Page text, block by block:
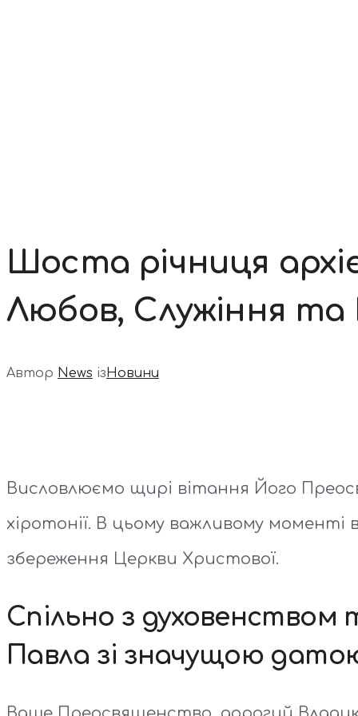
Шоста річниця
Любов, Служіння та
Автор News ізНовини
Висловлюємо щирі вітання Його
хіротонії. В цьому важливому моменті
збереження Церкви Христової.
Спільно з духовенством
Павла зі значущою